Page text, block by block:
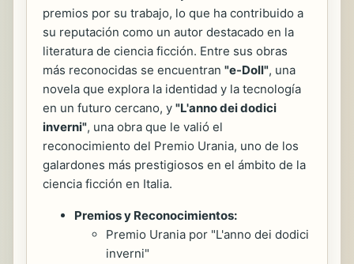
premios por su trabajo, lo que ha contribuido a
su reputación como un autor destacado en la
literatura de ciencia ficción. Entre sus obras
más reconocidas se encuentran "e-Doll", una
novela que explora la identidad y la tecnología
en un futuro cercano, y "L'anno dei dodici
inverni", una obra que le valió el
reconocimiento del Premio Urania, uno de los
galardones más prestigiosos en el ámbito de la
ciencia ficción en Italia.
Premios y Reconocimientos:
Premio Urania por "L'anno dei dodici
inverni"